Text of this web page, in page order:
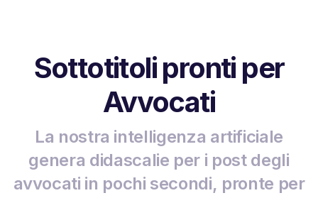
Sottotitoli pronti per
Avvocati
La nostra intelligenza artificiale
genera didascalie per i post degli
avvocati in pochi secondi, pronte per